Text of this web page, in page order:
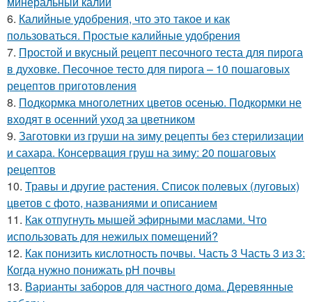
6. Калийные удобрения, что это такое и как
пользоваться. Простые калийные удобрения
7. Простой и вкусный рецепт песочного теста для пирога
в духовке. Песочное тесто для пирога – 10 пошаговых
рецептов приготовления
8. Подкормка многолетних цветов осенью. Подкормки не
входят в осенний уход за цветником
9. Заготовки из груши на зиму рецепты без стерилизации
и сахара. Консервация груш на зиму: 20 пошаговых
рецептов
10. Травы и другие растения. Список полевых (луговых)
цветов с фото, названиями и описанием
11. Как отпугнуть мышей эфирными маслами. Что
использовать для нежилых помещений?
12. Как понизить кислотность почвы. Часть 3 Часть 3 из 3:
Когда нужно понижать рН почвы
13. Варианты заборов для частного дома. Деревянные